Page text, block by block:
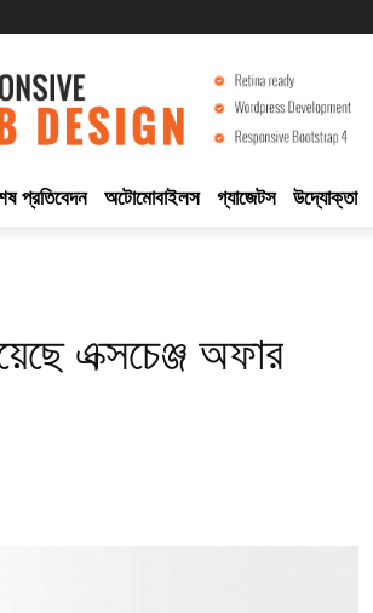
প্রতিবেদন অটোমোবাইলস গ্যাজেটস উদ্যোক্তা
এক্সচেঞ্জ অফার